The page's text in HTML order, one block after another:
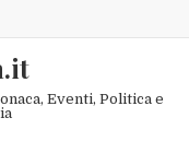
Eventi, Politica e